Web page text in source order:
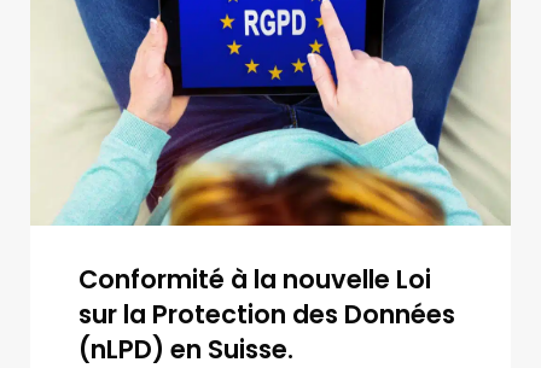
Conformité à la nouvelle Loi
sur la Protection des Données
(nLPD) en Suisse.